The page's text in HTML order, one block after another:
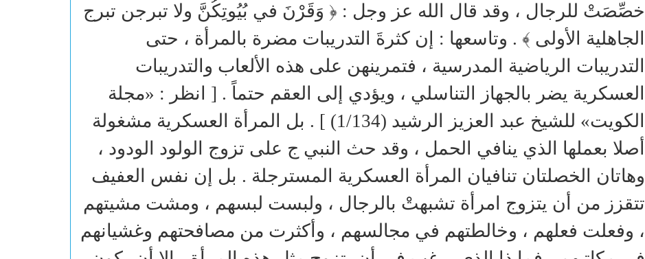
خصِّصَتْ للرجال ، وقد قال الله عز وجل : ﴿ وَقَرْنَ في بُيُوتِكُنَّ ولا تبرجن تبرج
الجاهلية الأولى ﴾ . وتاسعها : إن كثرةَ التدريبات مضرة بالمرأة ، حتى
التدريبات الرياضية المدرسية ، فتمرينهن على هذه الألعاب والتدريبات
العسكرية يضر بالجهاز التناسلي ، ويؤدي إلى العقم حتماً . [ انظر : «مجلة
الكويت» للشيخ عبد العزيز الرشيد (1/134) ] . بل المرأة العسكرية مشغولة
أصلا بعملها الذي ينافي الحمل ، وقد حث النبي ج على تزوج الولود الودود ،
وهاتان الخصلتان تنافيان المرأة العسكرية المسترجلة . بل إن نفس العفيف
تتقزز من أن يتزوج امرأة تشبهتْ بالرجال ، ولبست لبسهم ، ومشت مشيتهم
، وفعلت فعلهم ، وخالطتهم في مجالسهم ، وأكثرت من مصافحتهم وغشيانهم